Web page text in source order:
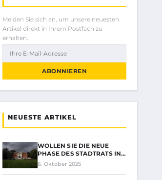
Melden Sie sich an, um unsere neuesten
Artikel direkt in Ihrem Postfach zu
erhalten.
ABONNIEREN
NEUESTE ARTIKEL
WOLLEN SIE DIE NEUE
PHASE DES STADTRATS IN…
6. Oktober 2025